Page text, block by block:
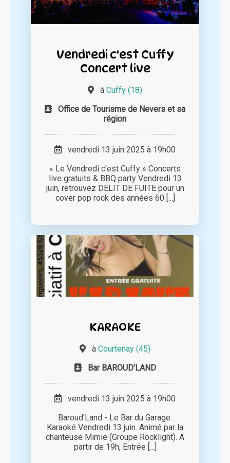
Vendredi c'est Cuffy
Concert live
à Cuffy (18)
Office de Tourisme de Nevers et sa
région
vendredi 13 juin 2025 à 19h00
« Le Vendredi c’est Cuffy » Concerts
live gratuits & BBQ party Vendredi 13
juin, retrouvez DELIT DE FUITE pour un
cover pop rock des années 60 [...]
KARAOKE
à Courtenay (45)
Bar BAROUD'LAND
vendredi 13 juin 2025 à 19h00
Baroud'Land - Le Bar du Garage.
Karaoké Vendredi 13 juin. Animé par la
chanteuse Mimie (Groupe Rocklight). A
partir de 19h, Entrée [...]